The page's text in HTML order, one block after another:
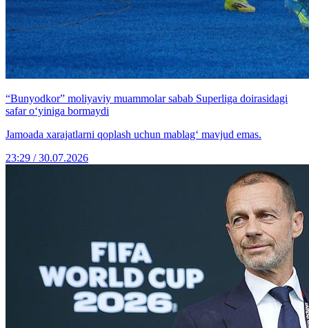
“Bunyodkor” moliyaviy muammolar sabab Superliga doirasidagi
safar o‘yiniga bormaydi
Jamoada xarajatlarni qoplash uchun mablag‘ mavjud emas.
23:29 / 30.07.2026